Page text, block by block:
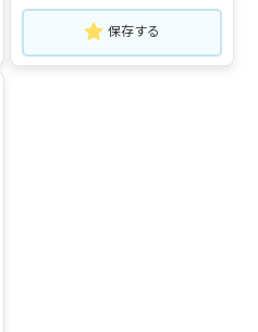
保存する